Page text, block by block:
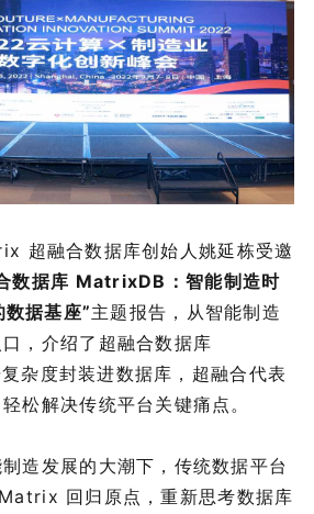
超融合数据库创始人姚延栋受邀
数据库 MatrixDB：智能制造时
据基座”主题报告，从智能制造
，介绍了超融合数据库
杂度封装进数据库，超融合代表
松解决传统平台关键痛点。
造发展的大潮下，传统数据平台
回归原点，重新思考数据库